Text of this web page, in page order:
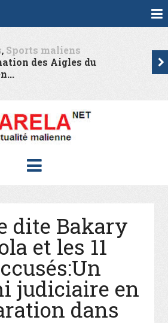
Société
Mali : 50 000 réfugiés
maliens...
dite Bakary
et les 11
judiciaire en
dans